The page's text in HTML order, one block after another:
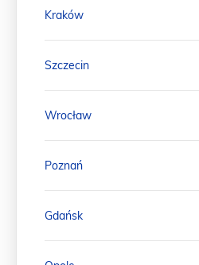
Kraków
Szczecin
Wrocław
Poznań
Gdańsk